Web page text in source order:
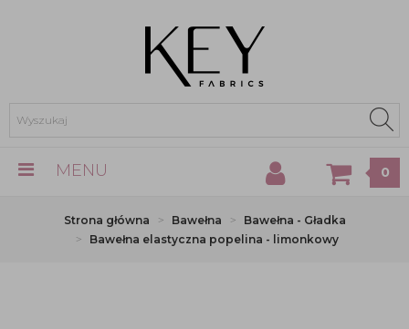
MENU 0
Strona główna Bawełna
Bawełna - Gładka
Bawełna elastyczna popelina - limonkowy